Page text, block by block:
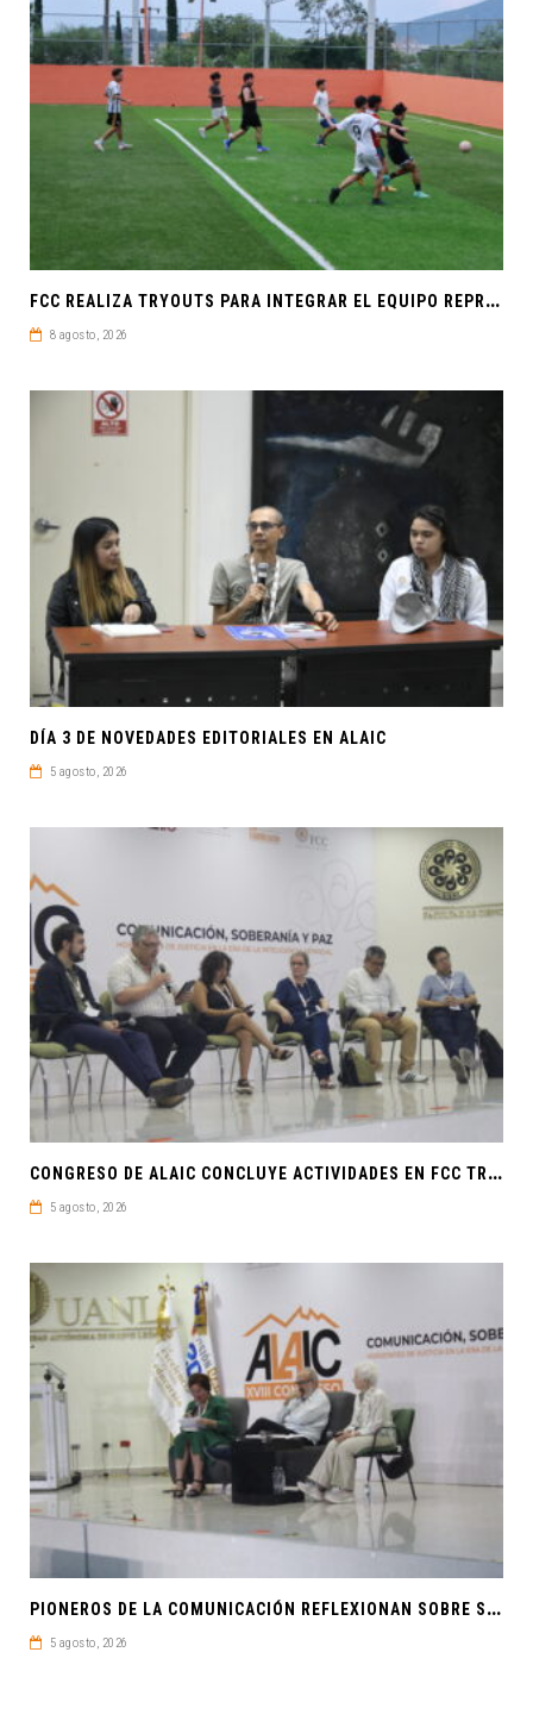
F
CC REALIZA TRYOUTS PARA INTEGRAR EL EQUIPO REPRESENTATIVO DE FÚTBOL SOCCER
8 agosto, 2026
DÍA 3 DE NOVEDADES EDITORIALES EN ALAIC
5 agosto, 2026
C
ONGRESO DE ALAIC CONCLUYE ACTIVIDADES EN FCC TRAS UNA SEMANA LLENA DE CONOCIMIENTO Y REFLEXIÓN
5 agosto, 2026
P
IONEROS DE LA COMUNICACIÓN REFLEXIONAN SOBRE SOBERANÍA CULTURAL Y JUSTICIA EN ALAIC 2026
5 agosto, 2026